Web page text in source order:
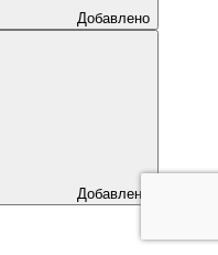
Добавлено
Добавлено